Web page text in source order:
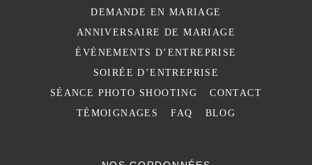
DEMANDE EN MARIAGE
ANNIVERSAIRE DE MARIAGE
ÉVÉNEMENTS D’ENTREPRISE
SOIRÉE D’ENTREPRISE
SÉANCE PHOTO SHOOTING
CONTACT
TÉMOIGNAGES
FAQ BLOG